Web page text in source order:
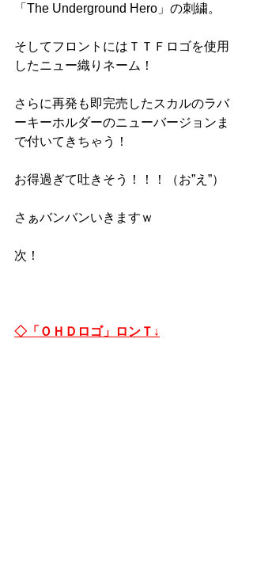
「The Underground Hero」の刺繍。
そしてフロントにはＴＴＦロゴを使用
したニュー織りネーム！
さらに再発も即完売したスカルのラバ
ーキーホルダーのニューバージョンま
で付いてきちゃう！
お得過ぎて吐きそう！！！（お”え”）
さぁバンバンいきますｗ
次！
◇「ＯＨＤロゴ」ロンＴ↓